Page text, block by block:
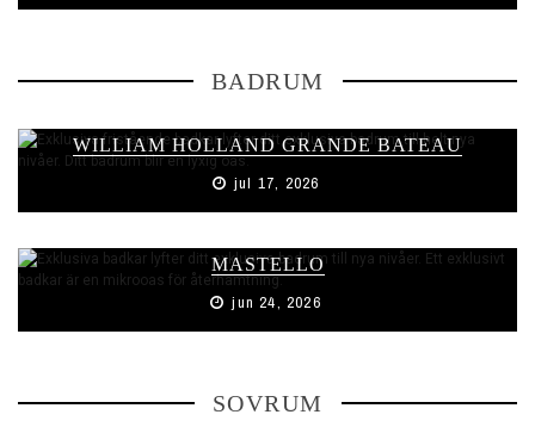
BADRUM
WILLIAM HOLLAND GRANDE BATEAU
jul 17, 2026
MASTELLO
jun 24, 2026
SOVRUM